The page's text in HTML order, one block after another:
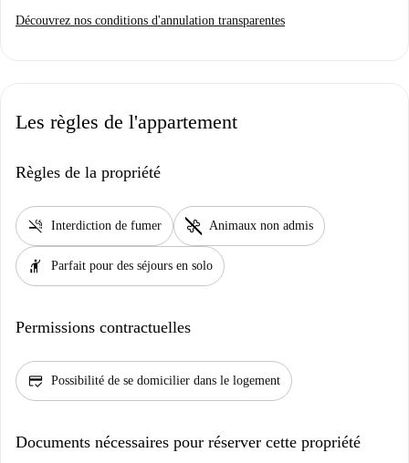
Découvrez nos conditions d'annulation transparentes
Les règles de l'appartement
Règles de la propriété
smoke_free Interdiction de fumer pet_supplies Animaux non admis
hail Parfait pour des séjours en solo
Permissions contractuelles
credit_score Possibilité de se domicilier dans le logement
Documents nécessaires pour réserver cette propriété